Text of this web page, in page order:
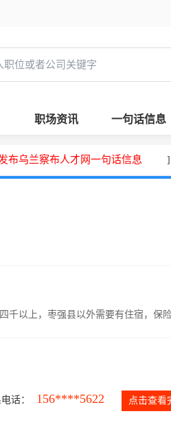
职场资讯 一句话信息
布乌兰察布人才网一句话信息 ]
千以上，枣强县以外需要有住宿，保
话： 156****5622 点击查看